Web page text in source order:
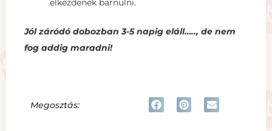
elkezdenek barnulni.
Jól záródó dobozban 3-5 napig eláll….., de nem
fog addig maradni!
Megosztás: